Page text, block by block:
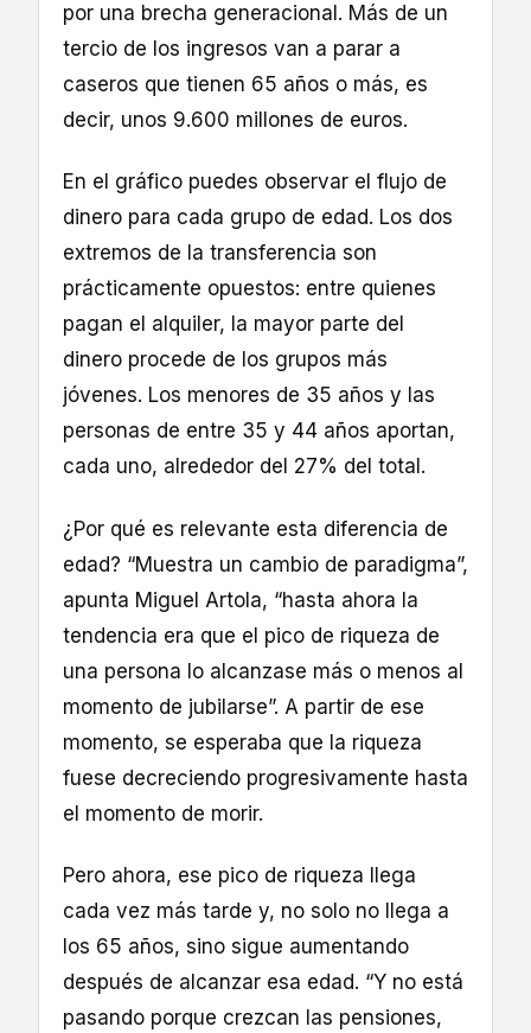
por una brecha generacional. Más de un
tercio de los ingresos van a parar a
caseros que tienen 65 años o más, es
decir, unos 9.600 millones de euros.
En el gráfico puedes observar el flujo de
dinero para cada grupo de edad. Los dos
extremos de la transferencia son
prácticamente opuestos: entre quienes
pagan el alquiler, la mayor parte del
dinero procede de los grupos más
jóvenes. Los menores de 35 años y las
personas de entre 35 y 44 años aportan,
cada uno, alrededor del 27% del total.
¿Por qué es relevante esta diferencia de
edad? “Muestra un cambio de paradigma”,
apunta Miguel Artola, “hasta ahora la
tendencia era que el pico de riqueza de
una persona lo alcanzase más o menos al
momento de jubilarse”. A partir de ese
momento, se esperaba que la riqueza
fuese decreciendo progresivamente hasta
el momento de morir.
Pero ahora, ese pico de riqueza llega
cada vez más tarde y, no solo no llega a
los 65 años, sino sigue aumentando
después de alcanzar esa edad. “Y no está
pasando porque crezcan las pensiones,